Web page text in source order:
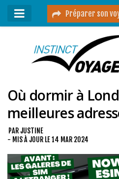
Préparer son
Mon podcast
Destinations
Mes ressources pour voyager
Guides voyages
Contact
Où dormir à
meilleures
PAR JUSTINE
- MIS À JOUR LE14 MAR 2024